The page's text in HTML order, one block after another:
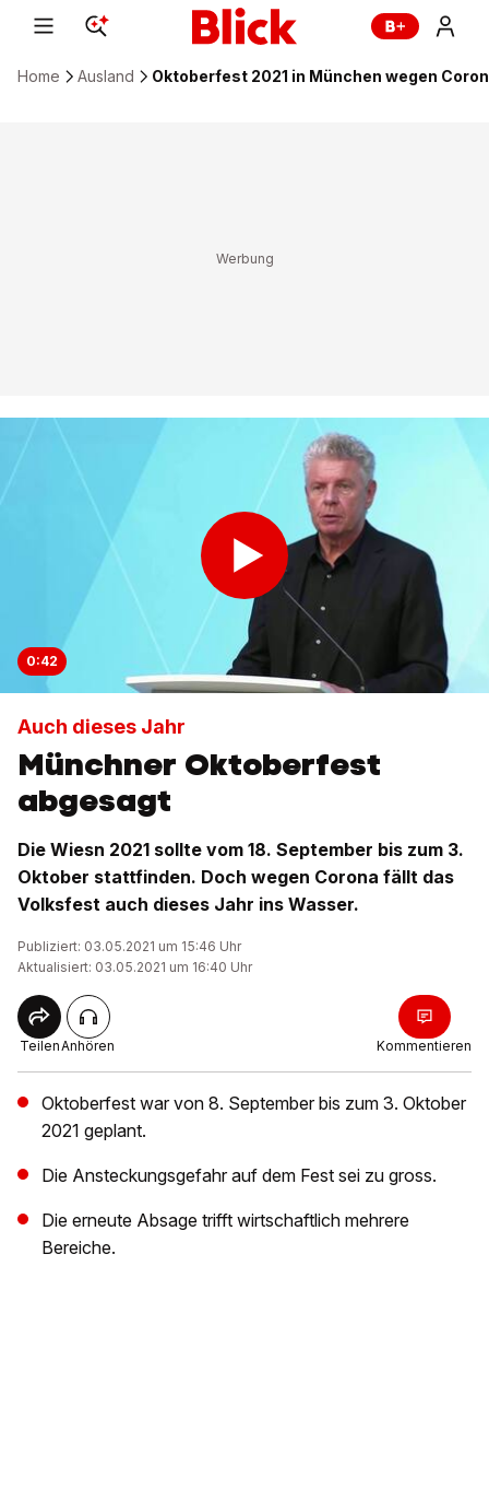
Home Ausland Oktoberfest 2021 in München wegen
0:42
Auch dieses Jahr
Münchner Oktoberfest
abgesagt
Die Wiesn 2021 sollte vom 18. September bis zum 3.
Oktober stattfinden. Doch wegen Corona fällt das
Volksfest auch dieses Jahr ins Wasser.
Publiziert: 03.05.2021 um 15:46 Uhr
Aktualisiert: 03.05.2021 um 16:40 Uhr
TeilenAnhören Kommentieren
Oktoberfest war von 8. September bis zum 3. Oktober
2021 geplant.
Die Ansteckungsgefahr auf dem Fest sei zu gross.
Die erneute Absage trifft wirtschaftlich mehrere
Bereiche.